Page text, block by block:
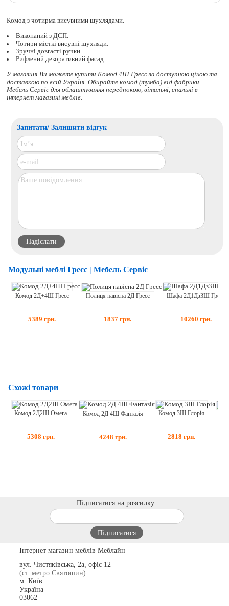
Комод з чотирма висувними шухлядами.
Виконаний з ДСП.
Чотири місткі висувні шухляди.
Зручні довгасті ручки.
Рифлений декоративний фасад.
У магазині Ви можете купити Комод 4Ш Гресс за доступною ціною та
доставкою по всій Україні. Обирайте комод (тумба)від фабрики
Мебель Сервіс для облаштування передпокою, вітальні, спальні в
інтернет магазині меблів.
Запитати/ Залишити відгук
Модульні меблі Гресс | Мебель Сервіс
Комод 2Д+4Ш Гресс
5389 грн.
Полиця навісна 2Д Гресс
1837 грн.
Шафа 2Д1Дз3Ш Гресс
10260 грн.
Схожі товари
Комод 2Д2Ш Омега
5308 грн.
Комод 2Д 4Ш Фантазія
4248 грн.
Комод 3Ш Глорія
2818 грн.
Підписатися на розсилку:
Інтернет магазин меблів Меблайн
вул. Чистяківська, 2а, офіс 12
(ст. метро Святошин)
м. Київ
Україна
03062